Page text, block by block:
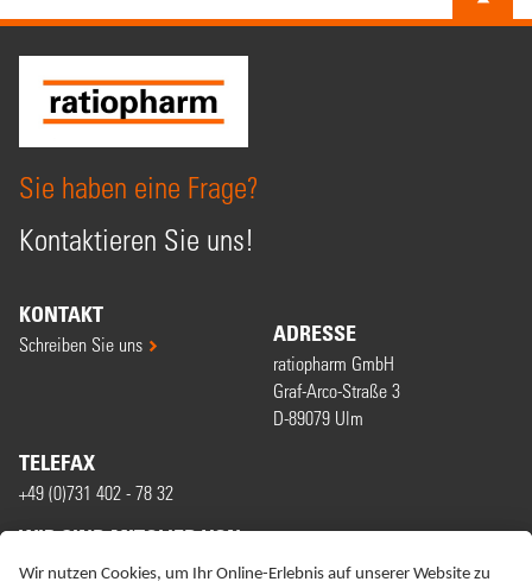
Sie haben eine Frage?
Kontaktieren Sie uns!
KONTAKT
Schreiben Sie uns ADRESSE
ratiopharm GmbH
Graf-Arco-Straße 3
D-89079 Ulm
TELEFAX
+49 (0)731 402 - 78 32
WIR SIND MITGLIED VON